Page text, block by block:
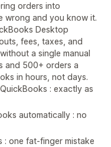
orders into
wrong and you know it.
Desktop
fees, taxes, and
a single manual
and 500+ orders a
in hours, not days.
: exactly as
automatically : no
: one fat-finger mistake